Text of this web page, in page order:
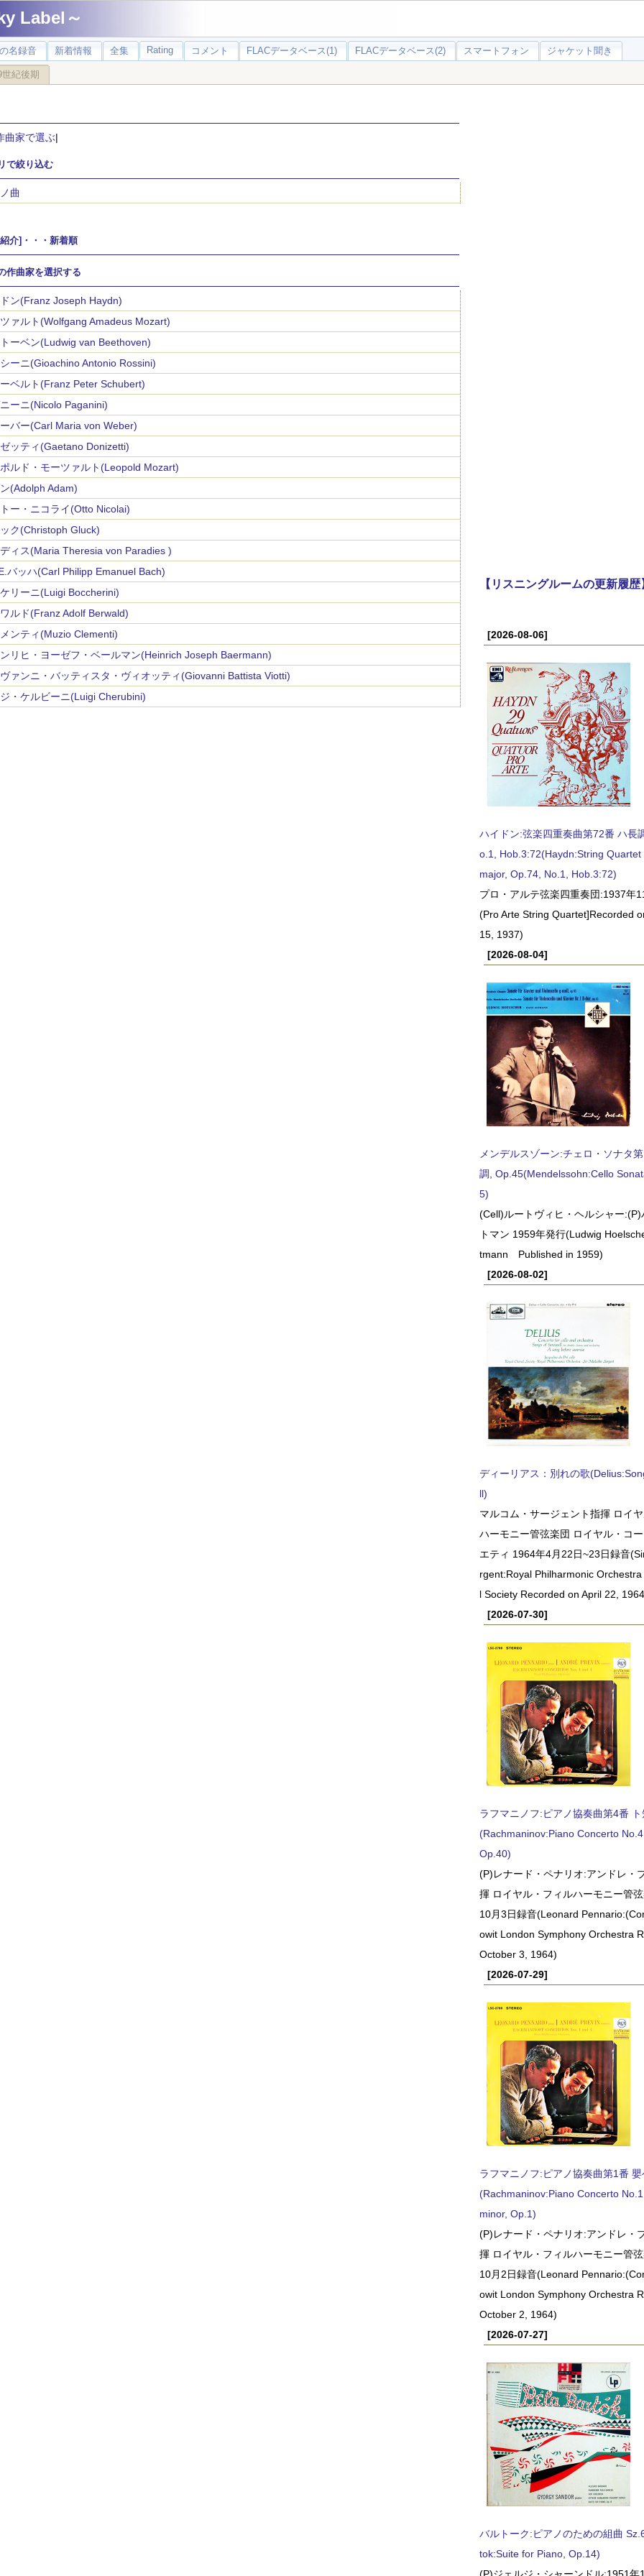
Label～
名録音 新着情報 全集 Rating コメント FLACデータベース(1) FLACデータベース(2) スマートフォン ジャケット聞き
世紀後期
曲家で選ぶ|
で絞り込む
曲
介]・・・新着順
作曲家を選択する
ン(Franz Joseph Haydn)
ァルト(Wolfgang Amadeus Mozart)
ーベン(Ludwig van Beethoven)
ーニ(Gioachino Antonio Rossini)
ベルト(Franz Peter Schubert)
ーニ(Nicolo Paganini)
バー(Carl Maria von Weber)
ゼッティ(Gaetano Donizetti)
ルド・モーツァルト(Leopold Mozart)
(Adolph Adam)
ー・ニコライ(Otto Nicolai)
ク(Christoph Gluck)
ィス(Maria Theresia von Paradies )
バッハ(Carl Philipp Emanuel Bach)
リーニ(Luigi Boccherini)
ルド(Franz Adolf Berwald)
ンティ(Muzio Clementi)
リヒ・ヨーゼフ・ベールマン(Heinrich Joseph Baermann)
ァンニ・バッティスタ・ヴィオッティ(Giovanni Battista Viotti)
・ケルビーニ(Luigi Cherubini)
【リスニングルームの更新履歴
[2026-08-06]
ハイドン:弦楽四重奏曲第72番 ハ長
o.1, Hob.3:72(Haydn:String Quartet
major, Op.74, No.1, Hob.3:72)
プロ・アルテ弦楽四重奏団:1937年
(Pro Arte String Quartet]Recorded
15, 1937)
[2026-08-04]
メンデルスゾーン:チェロ・ソナタ
調, Op.45(Mendelssohn:Cello
5)
(Cell)ルートヴィヒ・ヘルシャー
トマン 1959年発行(Ludwig
tmann Published in 1959)
[2026-08-02]
ディーリアス：別れの歌
ll)
マルコム・サージェント指揮 ロイ
ハーモニー管弦楽団 ロイヤル・コ
エティ 1964年4月22日~23日録音
rgent:Royal Philharmonic
l Society Recorded on April 22,
[2026-07-30]
ラフマニノフ:ピアノ協奏曲第4番
(Rachmaninov:Piano Concerto
Op.40)
(P)レナード・ペナリオ:アンドレ・
揮 ロイヤル・フィルハーモニー管
10月3日録音(Leonard
owit London Symphony Orchestra
October 3, 1964)
[2026-07-29]
ラフマニノフ:ピアノ協奏曲第1番
(Rachmaninov:Piano Concerto
minor, Op.1)
(P)レナード・ペナリオ:アンドレ・
揮 ロイヤル・フィルハーモニー管
10月2日録音(Leonard
owit London Symphony Orchestra
October 2, 1964)
[2026-07-27]
バルトーク:ピアノのための組曲
tok:Suite for Piano, Op.14)
(P)ジェルジ・シャーンドル:1951年